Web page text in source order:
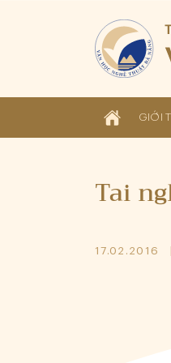
GIỚI
Tai
17.02.2016